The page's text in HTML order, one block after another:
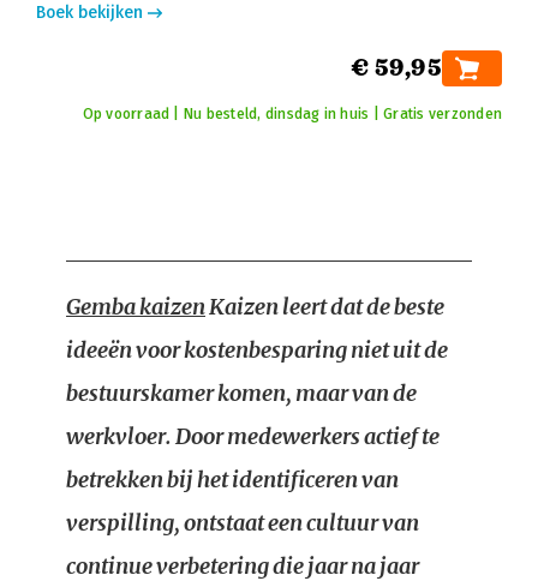
Boek bekijken
€ 59,95
Op voorraad | Nu besteld, dinsdag in huis | Gratis verzonden
Gemba kaizenKaizen leert dat de beste
ideeën voor kostenbesparing niet uit de
bestuurskamer komen, maar van de
werkvloer. Door medewerkers actief te
betrekken bij het identificeren van
verspilling, ontstaat een cultuur van
continue verbetering die jaar na jaar